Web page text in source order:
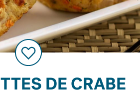
DE CRABE